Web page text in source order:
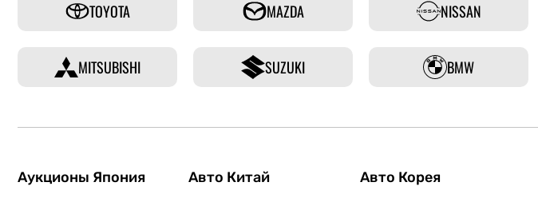
TOYOTA MAZDA NISSAN
MITSUBISHI SUZUKI BMW
Аукционы Япония Авто Китай Авто Корея